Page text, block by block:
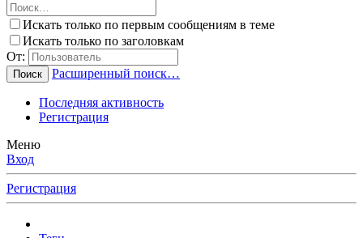
Искать только по первым сообщениям в теме
Искать только по заголовкам
От:
Поиск Расширенный поиск…
Последняя активность
Регистрация
Меню
Вход
Регистрация